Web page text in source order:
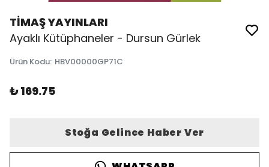
TİMAŞ YAYINLARI
Ayaklı Kütüphaneler - Dursun Gürlek
Ürün Kodu: HBV00000GP71C
₺ 169.75
Stoğa Gelince Haber Ver